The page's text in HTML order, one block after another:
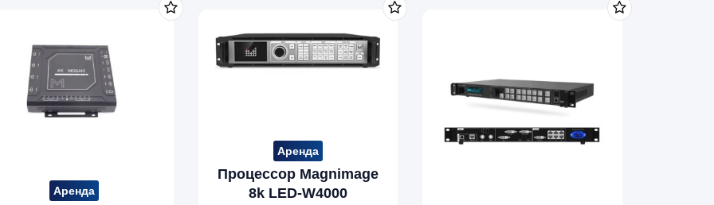
Аренда
Аренда
Процессор Magnimage
8k LED-W4000